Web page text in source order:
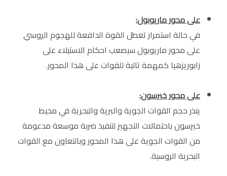
على محور ماريوبول:
في حالة استمرار تعطل القوة الدافعة للهجوم الروسي
على محور ماريوبول سيصعب احكام الاستيلاء على
زابوريزهيا كمهمة تالية للقوات على هذا المحور.
على محور خيرسون:
ينذر حجم القوات الجوية والبرية والبحرية في محيط
خيرسون باحتمالات التجهيز لتنفيذ ضربة موسعة مدعومة
من القوات الجوية على هذا المحور وبالتعاون مع القوات
البحرية الروسية.